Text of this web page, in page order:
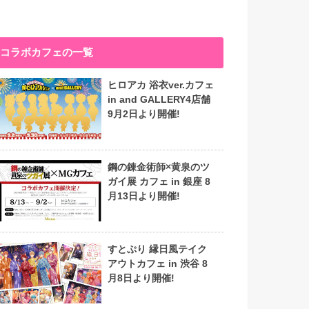
コラボカフェの一覧
ヒロアカ 浴衣ver.カフェ
in and GALLERY4店舗
9月2日より開催!
鋼の錬金術師×黄泉のツ
ガイ展 カフェ in 銀座 8
月13日より開催!
すとぷり 縁日風テイク
アウトカフェ in 渋谷 8
月8日より開催!